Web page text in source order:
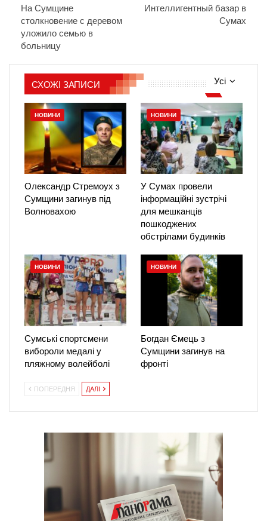
На Сумщине
столкновение с деревом
уложило семью в
больницу
Интеллигентный базар в
Сумах
Усі
СХОЖІ ЗАПИСИ
НОВИНИ
Олександр Стремоух з
Сумщини загинув під
Волновахою
НОВИНИ
У Сумах провели
інформаційні зустрічі
для мешканців
пошкоджених
обстрілами будинків
НОВИНИ
Сумські спортсмени
вибороли медалі у
пляжному волейболі
НОВИНИ
Богдан Ємець з
Сумщини загинув на
фронті
ПОПЕРЕДНЯ ДАЛІ